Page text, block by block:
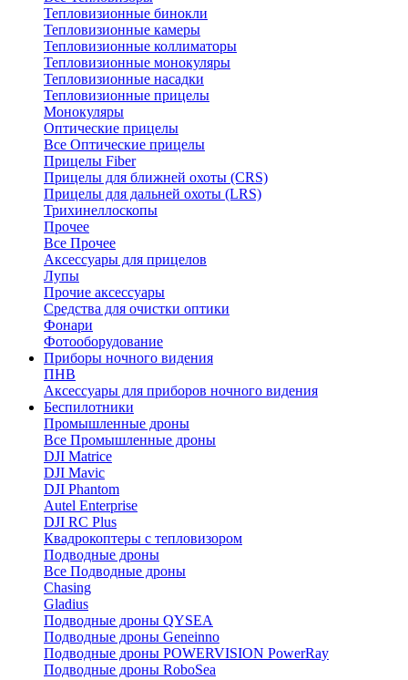
Тепловизионные бинокли
Тепловизионные камеры
Тепловизионные коллиматоры
Тепловизионные монокуляры
Тепловизионные насадки
Тепловизионные прицелы
Монокуляры
Оптические прицелы
Все Оптические прицелы
Прицелы Fiber
Прицелы для ближней охоты (CRS)
Прицелы для дальней охоты (LRS)
Трихинеллоскопы
Прочее
Все Прочее
Аксессуары для прицелов
Лупы
Прочие аксессуары
Средства для очистки оптики
Фонари
Фотооборудование
Приборы ночного видения
ПНВ
Аксессуары для приборов ночного видения
Беспилотники
Промышленные дроны
Все Промышленные дроны
DJI Matrice
DJI Mavic
DJI Phantom
Autel Enterprise
DJI RC Plus
Квадрокоптеры с тепловизором
Подводные дроны
Все Подводные дроны
Chasing
Gladius
Подводные дроны QYSEA
Подводные дроны Geneinno
Подводные дроны POWERVISION PowerRay
Подводные дроны RoboSea